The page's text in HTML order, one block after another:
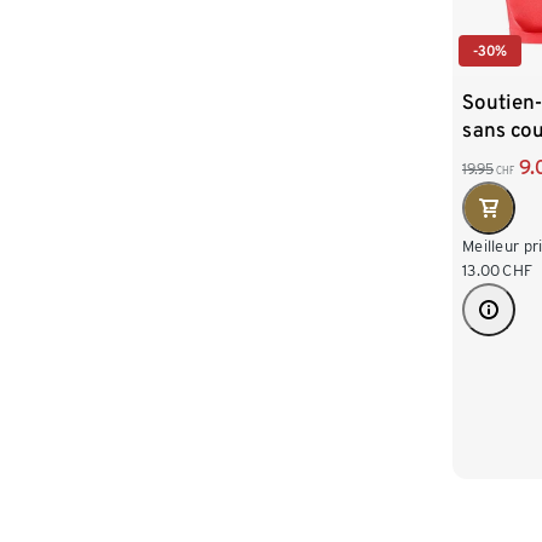
-30%
sans
19.95 CHF
Meilleur
13.00CHF